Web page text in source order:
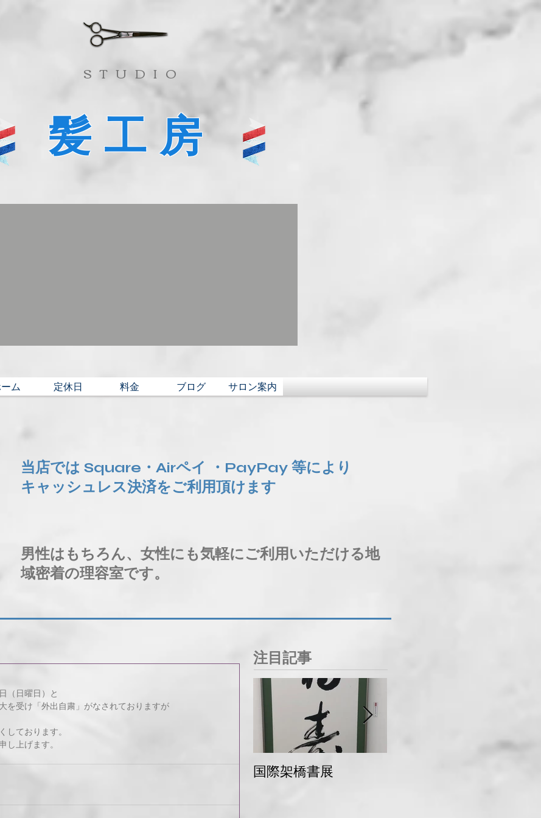
​STUDIO
髪工房
ム 定休日 料金 ブログ サロン案内
当店では Square・Airペイ ・PayPay 等により
​キャッシュレス決済をご利用頂けます
男性はもちろん、女性にも気軽にご利用いただける地
域密着の理容室です。
（日曜日）と
を受け「外出自粛」がなされておりますが
しております。
し上げます。
注目記事
国際架橋書展